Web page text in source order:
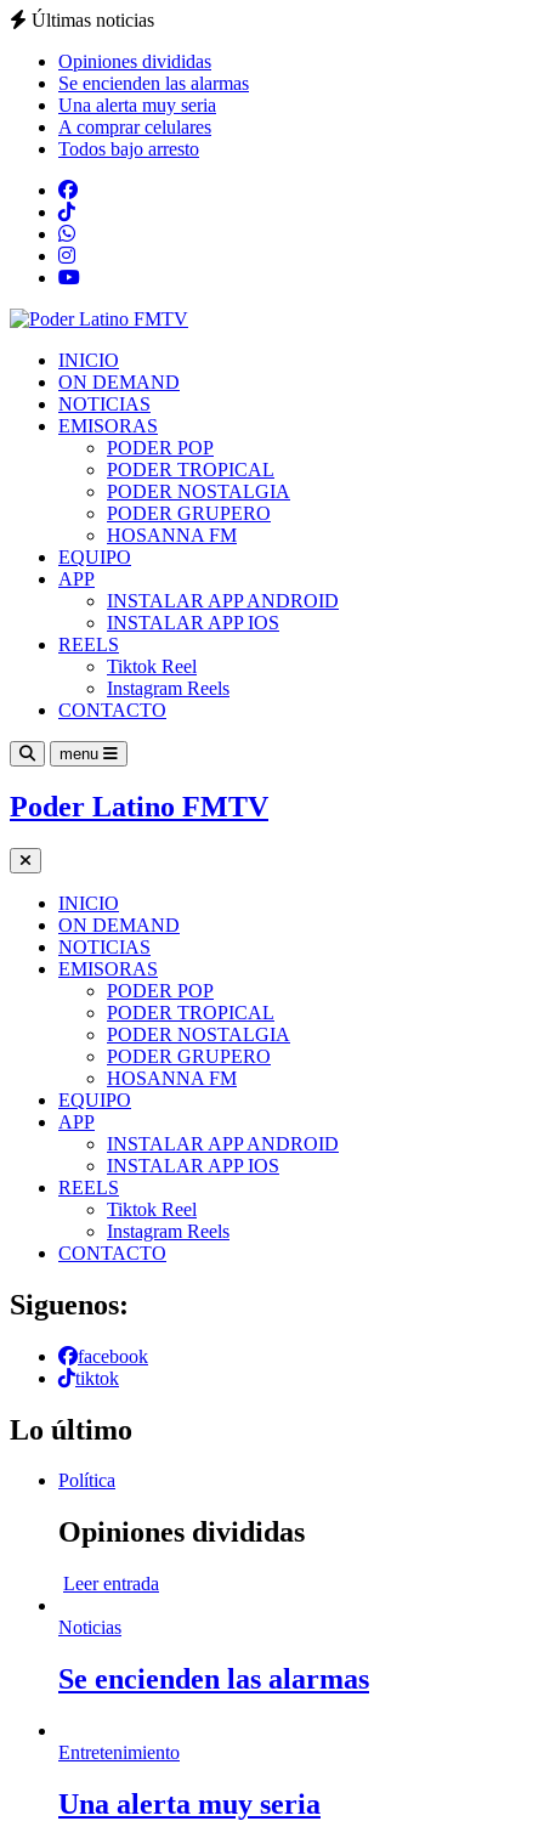
Últimas noticias
Opiniones divididas
Se encienden las alarmas
Una alerta muy seria
A comprar celulares
Todos bajo arresto
INICIO
ON DEMAND
NOTICIAS
EMISORAS
PODER POP
PODER TROPICAL
PODER NOSTALGIA
PODER GRUPERO
HOSANNA FM
EQUIPO
APP
INSTALAR APP ANDROID
INSTALAR APP IOS
REELS
Tiktok Reel
Instagram Reels
CONTACTO
menu
Poder Latino FMTV
INICIO
ON DEMAND
NOTICIAS
EMISORAS
PODER POP
PODER TROPICAL
PODER NOSTALGIA
PODER GRUPERO
HOSANNA FM
EQUIPO
APP
INSTALAR APP ANDROID
INSTALAR APP IOS
REELS
Tiktok Reel
Instagram Reels
CONTACTO
Siguenos:
facebook
tiktok
Lo último
Política
Opiniones divididas
Leer entrada
Noticias
Se encienden las alarmas
Entretenimiento
Una alerta muy seria